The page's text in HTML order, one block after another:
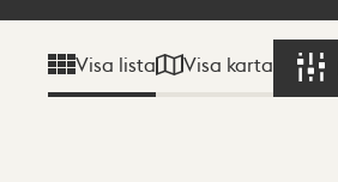
Visa lista Visa karta